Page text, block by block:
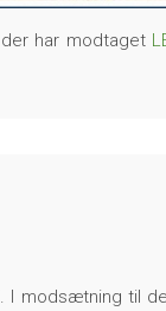
har modtaget
I modsætning til